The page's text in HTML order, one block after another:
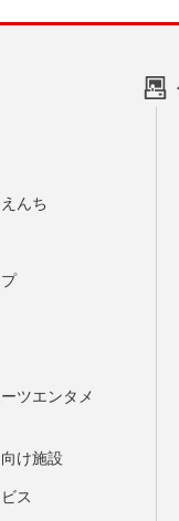
んち
ツエンタメ
け施設
ス